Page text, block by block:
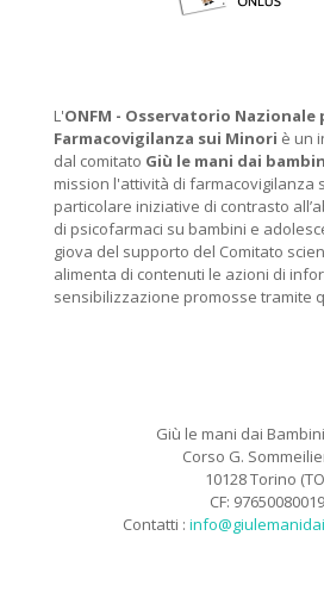
L'ONFM - Osservatorio Nazionale
Farmacovigilanza sui Minori è un
dal comitato Giù le mani dai
mission l'attività di farmacovigilanza
particolare iniziative di contrasto
di psicofarmaci su bambini e
giova del supporto del Comitato
alimenta di contenuti le azioni di
sensibilizzazione promosse tramite
Giù le mani dai
Corso G.
10128 Torino
CF: 97650080019
Contatti :